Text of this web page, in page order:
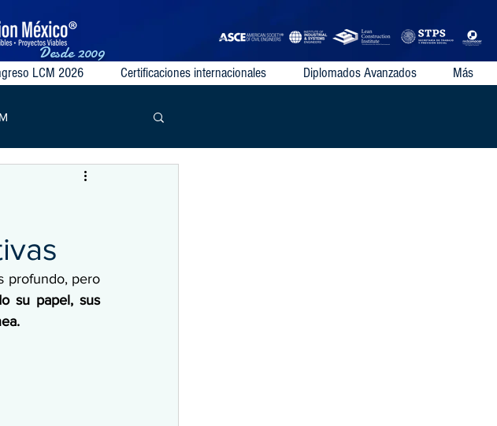
Desde 2009
LCM 2026 Certificaciones internacionales Diplomados Avanzados Más
Colaborativos
profundo, pero
su papel, sus